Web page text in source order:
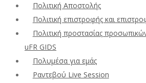
Πολιτική Αποστολής
Πολιτική επιστροφής και
Πολιτική προστασίας
uFR GIDS
Πολυμέσα για εμάς
Ραντεβού Live Session